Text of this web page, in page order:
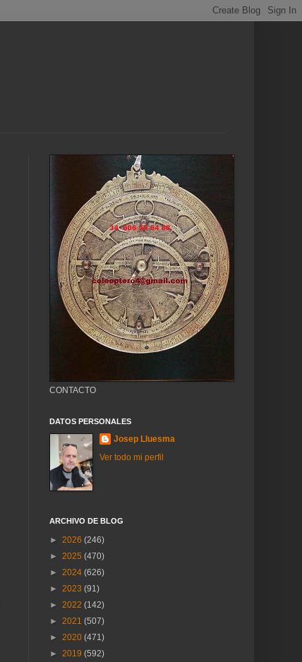
CONTACTO
DATOS PERSONALES
Josep Lluesma
Ver todo mi perfil
ARCHIVO DE BLOG
► 2026 (246)
► 2025 (470)
► 2024 (626)
► 2023 (91)
► 2022 (142)
► 2021 (507)
► 2020 (471)
► 2019 (592)